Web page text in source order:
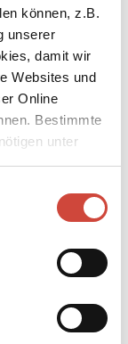
können, z.B.
unserer
damit wir
Websites und
Online
Bestimmte
unter
von
Kaufen
Familie,
Zelda sie bei der
ihr Kopftuch ab.
Zeldas Familie